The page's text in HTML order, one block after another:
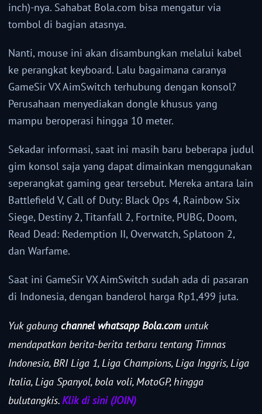
inch)-nya. Sahabat Bola.com bisa mengatur via
tombol di bagian atasnya.
Nanti, mouse ini akan disambungkan melalui kabel
ke perangkat keyboard. Lalu bagaimana caranya
GameSir VX AimSwitch terhubung dengan konsol?
Perusahaan menyediakan dongle khusus yang
mampu beroperasi hingga 10 meter.
Sekadar informasi, saat ini masih baru beberapa judul
gim konsol saja yang dapat dimainkan menggunakan
seperangkat gaming gear tersebut. Mereka antara lain
Battlefield V, Call of Duty: Black Ops 4, Rainbow Six
Siege, Destiny 2, Titanfall 2, Fortnite, PUBG, Doom,
Read Dead: Redemption II, Overwatch, Splatoon 2,
dan Warfame.
Saat ini GameSir VX AimSwitch sudah ada di pasaran
di Indonesia, dengan banderol harga Rp1,499 juta.
Yuk gabung channel whatsapp Bola.com untuk
mendapatkan berita-berita terbaru tentang Timnas
Indonesia, BRI Liga 1, Liga Champions, Liga Inggris, Liga
Italia, Liga Spanyol, bola voli, MotoGP, hingga
bulutangkis.Klik di sini (JOIN)